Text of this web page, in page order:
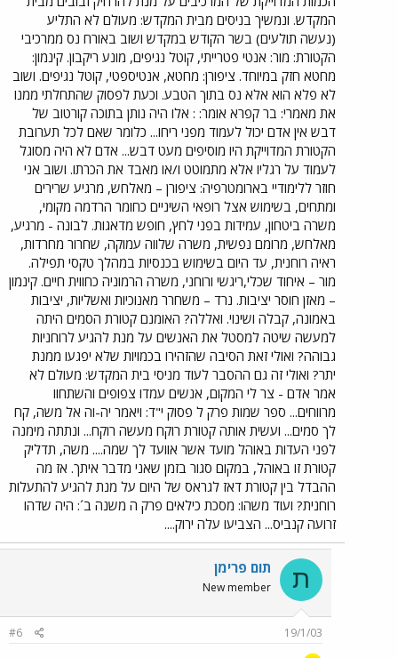
המקדש. ונמשיך בניסים מבית המקדש: מעולם לא התליע
(נעשה תולעים) בשר הקודש במקדש ושוב באורח נס ממרכיבי
הקטורת: מור: אנטי פטרייתי, קוטל נגיפים, מונע ריקבון. קינמון:
מחטא חזק במיוחד. ציפורן: מחטא, אנטיספטי, קוטל נגיפים. ושוב
לא פלא הוא אלא נס בתוך הטבע. וכעת לפסוק שהתחלתי ממנו
את מאמרי: בר קפרא אומר: : אלו היה נותן בתוכה קורטוב של
דבש אין אדם יכול לעמוד מפני ריחו... כלומר שאם לכל תערובת
הקטורת המדוייקת היו מוסיפים מעט דבש... אדם לא היה מסוגל
לעמוד על רגליו אלא מתמוטט ו/או מאבד את הכרתו. ושוב אני
חוזר ללימודיי בארומטרפיה: ציפורן – מאלחש, מרגיע שרירים
ומתחים, בשימוש אצל רופאי השיניים כחומר הרדמה מקומי,
משרה ביטחון, עמידות בפני לחץ, חופש מדאגות. לבונה - מרגיע,
מאלחש, מרומם נפשית, משרה שלווה עמוקה, שחרור מחרדות,
ראיה רוחנית, עד היום בשימוש בכנסיות במהלך טקסי תפילה.
מור – איחוד שכלי,ריגשי ורוחני, משרה הרמוניה כחווית חיים. קינמון
– מאזן חוסר יציבות. נרד – משחרר מאנוכיות ואשליות, יציבות
באמונה, קבלה ושינוי. ואללה? האומנם קטורת הסמים היתה
למעשה שיטה למסטל את האנשים על מנת להגיע לרוחניות
גבוהה? ואולי זאת הסיבה שהזהירו בכמויות שלא יפגעו ממנת
יתר? ואולי זה גם ההסבר לעוד מניסי בית המקדש: מעולם לא
אמר אדם - צר לי המקום, אנשים עמדו צפופים והשתחוו
מרווחים... ספר שמות פרק ל פסוק י"ד: ויאמר יה-וה אל משה, קח
לך סמים... ועשית אותה קטורת רוקח מעשה רוקח... ונתתה מימנה
לפני העדות באוהל מועד אשר אוועד לך שמה.... משה, תדליק
קטורת זו באוהל, במקום סגור בזמן שאני מדבר איתך. אז מה
ההבדל בין קטורת דאז לגראס של היום על מנת להגיע להתעלות
רוחנית? ועוד משהו: מסכת כילאים פרק ה משנה ב´: היה שדהו
זרועה קנביס... הצביעו עלה ירוק....
ת תום פרימן
New member
19/1/03
#6